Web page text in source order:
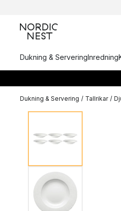
Dukning & ServeringInredning
Dukning & Servering / Tallrikar /